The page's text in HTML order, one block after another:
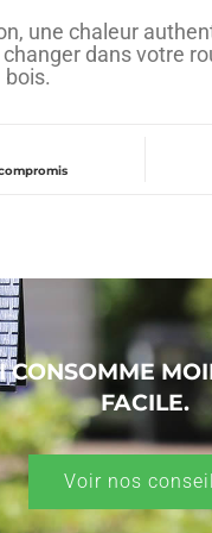
une chaleur
dans votre
FACILE.
Voir nos